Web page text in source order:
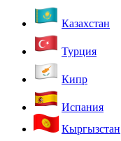
Казахстан
Турция
Кипр
Испания
Кыргызстан